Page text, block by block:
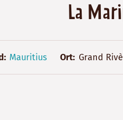
La
Mauritius Ort Grand